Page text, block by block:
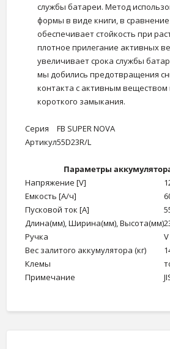
службы батареи. Метод
формы в виде книги, в
обеспечивает стойкость при
плотное прилегание активных
увеличивает срока службы
мы добились предотвращения
контакта с активным
короткого замыкания.
Серия
FB SUPER NOVA
Артикул55D23R/L
Параметры
Напряжение [V]
Емкость [А/ч]
Пусковой ток [А]
Длина(мм), Ширина(мм), Высота(мм)
Ручка
V
Вес залитого аккумулятора (кг)
Клемы
Примечание